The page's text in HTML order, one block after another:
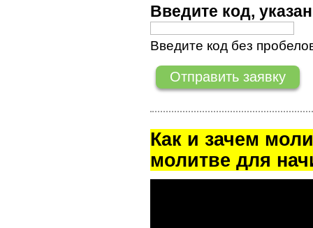
Введите код,
Введите код без
Как и зачем
молитве для